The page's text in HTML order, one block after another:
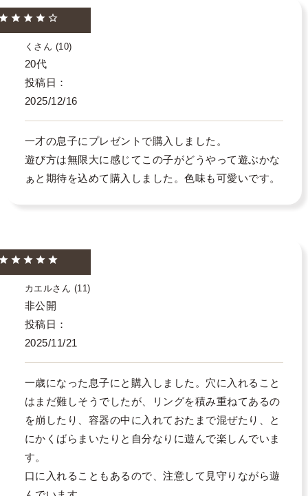
く 10
20代
投稿日
2025/12/16
一才の息子にプレゼントで購入しました。
遊び方は無限大に感じてこの子がどうやって遊ぶかな
ぁと期待を込めて購入しました。色味も可愛いです。
カエル 11
非公開
投稿日
2025/11/21
一歳になった息子にと購入しました。穴に入れること
はまだ難しそうでしたが、リングを積み重ねてあるの
を崩したり、容器の中に入れておたまで混ぜたり、と
にかくばらまいたりと自分なりに遊んで楽しんでいま
す。
口に入れることもあるので、注意して見守りながら遊